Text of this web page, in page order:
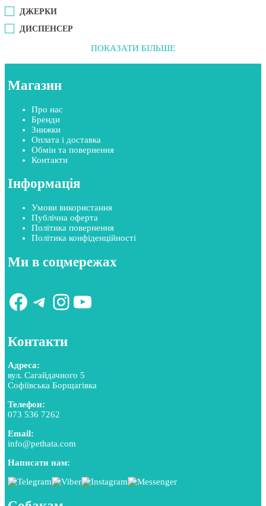
ДЖЕРКИ
ДИСПЕНСЕР
ПОКАЗАТИ БІЛЬШЕ
Магазин
Про нас
Бренди
Знижки
Оплата і доставка
Обмін та повернення
Контакти
Інформація
Умови використання
Публічна оферта
Політика повернення
Політика конфіденційності
Ми в соцмережах
Facebook
Telegram
Instagram
YouTube
Контакти
Адреса:
вул. Сагайдачного 5
Софіївська Борщагівка
Телефон:
073 536 7262
Email:
info@pethata.com
Написати нам: